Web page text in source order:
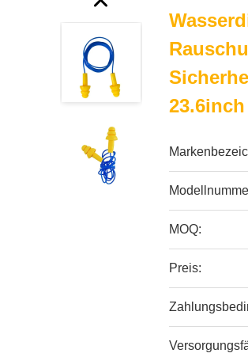
MOQ:
Preis: